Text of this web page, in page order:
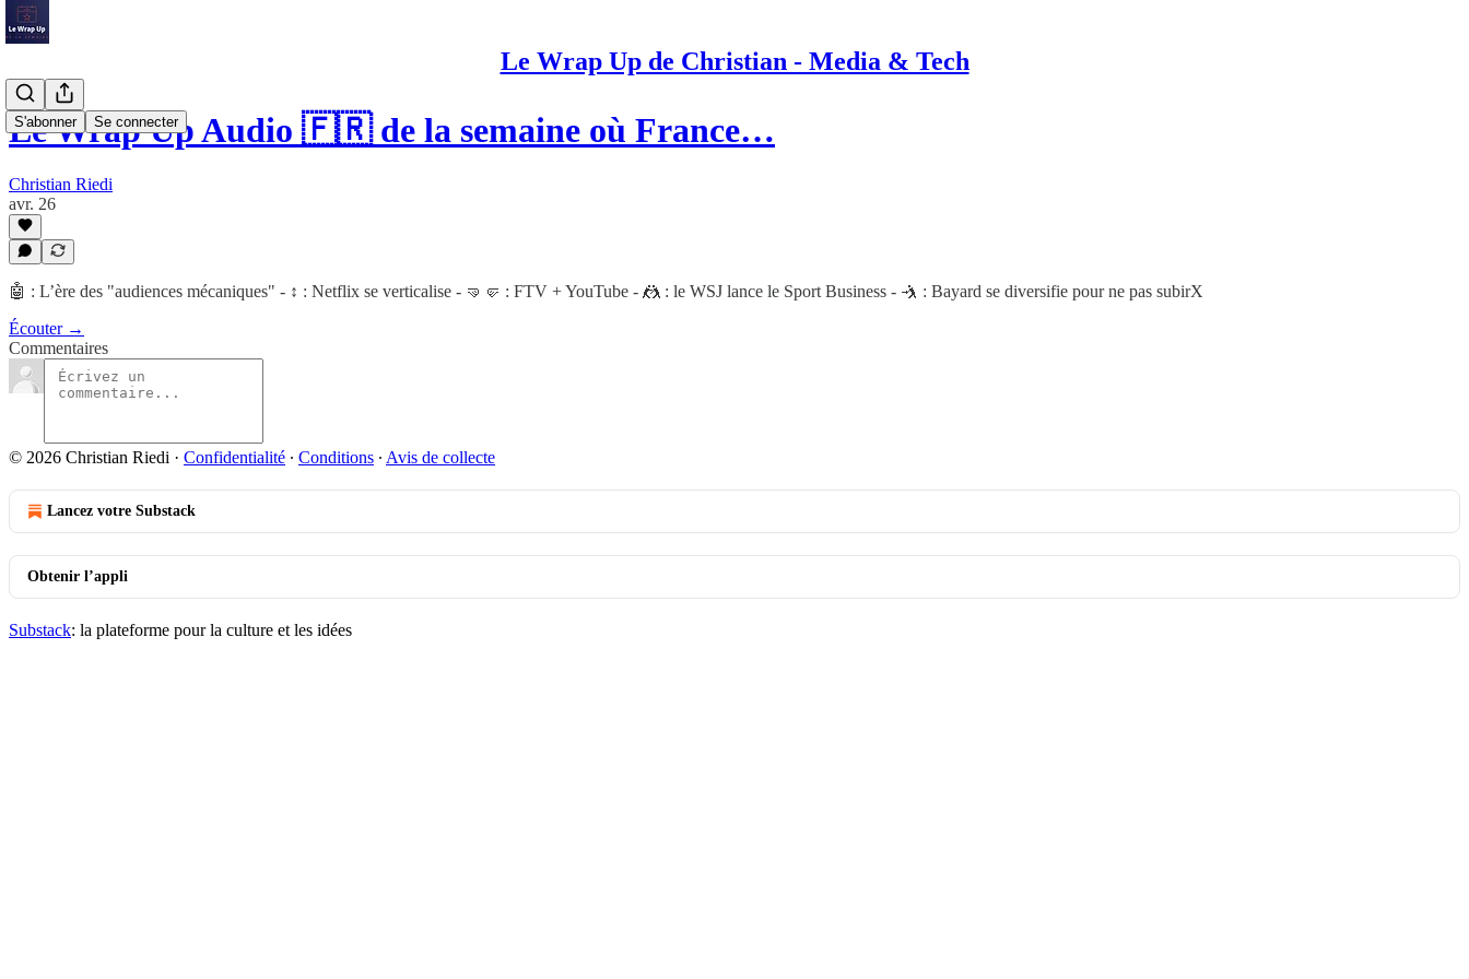
Le Wrap Up de Christian - Media & Tech
S'abonner Se connecter
Le Wrap Up Audio 🇫🇷 de la semaine où France…
Christian Riedi
avr. 26
🤖 : L’ère des "audiences mécaniques" - ↕ : Netflix se verticalise - 🤜🤛 : FTV + YouTube - 🤼 : le WSJ lance le Sport Business - 🤺 : Bayard se diversifie pour ne pas subirX
Écouter →
Commentaires
© 2026 Christian Riedi · Confidentialité ∙ Conditions ∙ Avis de collecte
Lancez votre Substack
Obtenir l’appli
Substack: la plateforme pour la culture et les idées